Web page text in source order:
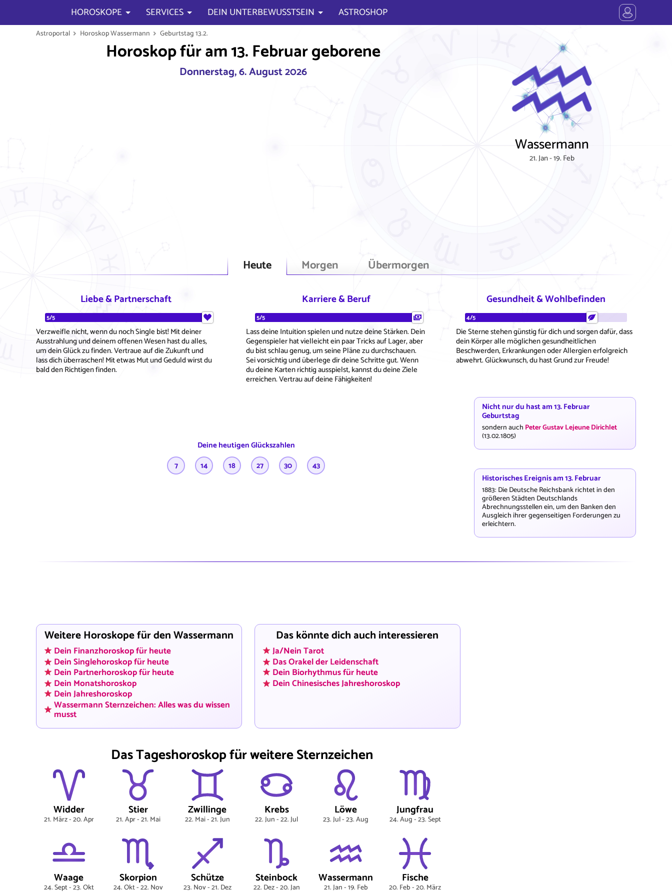
HOROSKOPE SERVICES DEIN UNTERBEWUSSTSEIN ASTROSHOP
Astroportal Horoskop Wassermann Geburtstag 13.2.
Horoskop für am 13. Februar geborene
Donnerstag, 6. August 2026
Wassermann
21. Jan - 19. Feb
Heute Morgen Übermorgen
Liebe & Partnerschaft
5/5
Verzweifle nicht, wenn du noch Single bist! Mit deiner
Ausstrahlung und deinem offenen Wesen hast du alles,
um dein Glück zu finden. Vertraue auf die Zukunft und
lass dich überraschen! Mit etwas Mut und Geduld wirst du
bald den Richtigen finden.
Karriere & Beruf
5/5
Lass deine Intuition spielen und nutze deine Stärken. Dein
Gegenspieler hat vielleicht ein paar Tricks auf Lager, aber
du bist schlau genug, um seine Pläne zu durchschauen.
Sei vorsichtig und überlege dir deine Schritte gut. Wenn
du deine Karten richtig ausspielst, kannst du deine Ziele
erreichen. Vertrau auf deine Fähigkeiten!
Gesundheit & Wohlbefinden
4/5
Die Sterne stehen günstig für dich und sorgen dafür, dass
dein Körper alle möglichen gesundheitlichen
Beschwerden, Erkrankungen oder Allergien erfolgreich
abwehrt. Glückwunsch, du hast Grund zur Freude!
Deine heutigen Glückszahlen
7
14 18 27 30 43
Nicht nur du hast am 13. Februar
Geburtstag
sondern auch Peter Gustav Lejeune Dirichlet
(13.02.1805)
Historisches Ereignis am 13. Februar
1883: Die Deutsche Reichsbank richtet in den
größeren Städten Deutschlands
Abrechnungsstellen ein, um den Banken den
Ausgleich ihrer gegenseitigen Forderungen zu
erleichtern.
Weitere Horoskope für den Wassermann
Dein Finanzhoroskop für heute
Dein Singlehoroskop für heute
Dein Partnerhoroskop für heute
Dein Monatshoroskop
Dein Jahreshoroskop
Wassermann Sternzeichen: Alles was du wissen
musst
Das könnte dich auch interessieren
Ja/Nein Tarot
Das Orakel der Leidenschaft
Dein Biorhythmus für heute
Dein Chinesisches Jahreshoroskop
Das Tageshoroskop für weitere Sternzeichen
Widder
21. März - 20. Apr
Stier
21. Apr - 21. Mai
Zwillinge
22. Mai - 21. Jun
Krebs
22. Jun - 22. Jul
Löwe
23. Jul - 23. Aug
Jungfrau
24. Aug - 23. Sept
Waage
24. Sept - 23. Okt
Skorpion
24. Okt - 22. Nov
Schütze
23. Nov - 21. Dez
Steinbock
22. Dez - 20. Jan
Wassermann
21. Jan - 19. Feb
Fische
20. Feb - 20. März